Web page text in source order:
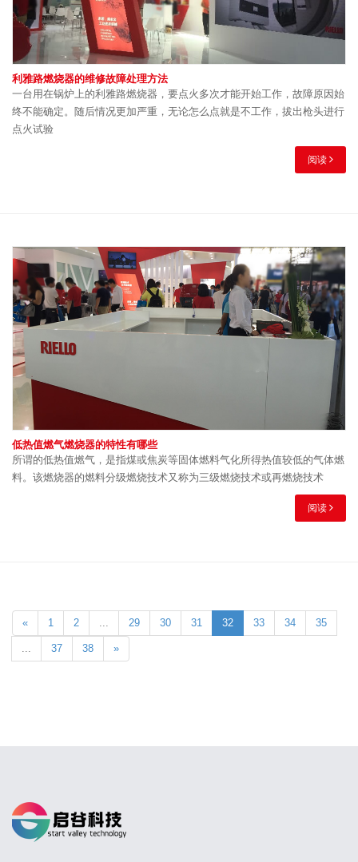
利雅路燃烧器的维修故障处理方法
一台用在锅炉上的利雅路燃烧器，要点火多次才能开始工作，故障原因始
终不能确定。随后情况更加严重，无论怎么点就是不工作，拔出枪头进行
点火试验
阅读
低热值燃气燃烧器的特性有哪些
所谓的低热值燃气，是指煤或焦炭等固体燃料气化所得热值较低的气体燃
料。该燃烧器的燃料分级燃烧技术又称为三级燃烧技术或再燃烧技术
阅读
« 1 2 29 30 31 32 33 34 35
37 38 »